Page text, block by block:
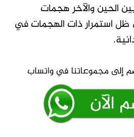
الحين والآخر هجمات
ظل استمرار ذات الهجمات في